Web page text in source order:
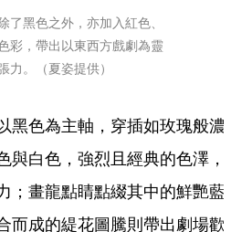
了黑色之外，亦加入紅色、
彩，帶出以東西方戲劇為靈
力。（夏姿提供）
黑色為主軸，穿插如玫瑰般濃
與白色，強烈且經典的色澤，
；畫龍點睛點綴其中的鮮艷藍
而成的緹花圖騰則帶出劇場歡